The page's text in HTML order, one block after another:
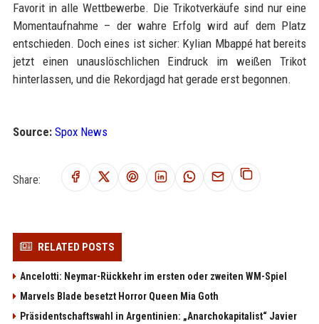
Favorit in alle Wettbewerbe. Die Trikotverkäufe sind nur eine
Momentaufnahme – der wahre Erfolg wird auf dem Platz
entschieden. Doch eines ist sicher: Kylian Mbappé hat bereits
jetzt einen unauslöschlichen Eindruck im weißen Trikot
hinterlassen, und die Rekordjagd hat gerade erst begonnen.
Source: Spox News
Share:
RELATED POSTS
Ancelotti: Neymar-Rückkehr im ersten oder zweiten WM-Spiel
Marvels Blade besetzt Horror Queen Mia Goth
Präsidentschaftswahl in Argentinien: „Anarchokapitalist“ Javier